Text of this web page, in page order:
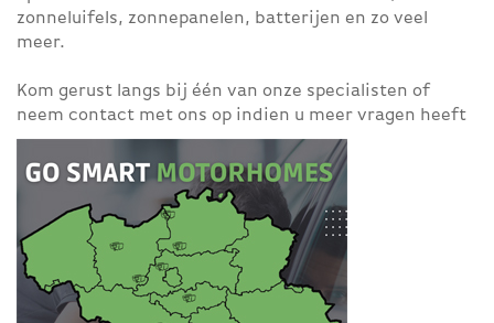
zonneluifels, zonnepanelen, batterijen en zo veel
meer.
Kom gerust langs bij één van onze specialisten of
neem contact met ons op indien u meer vragen heeft